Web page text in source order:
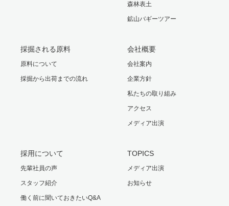
森林表土
鉱山バギーツアー
採掘される原料
原料について
採掘から出荷までの流れ
会社概要
会社案内
企業方針
私たちの取り組み
アクセス
メディア出演
採用について
先輩社員の声
スタッフ紹介
働く前に聞いておきたいQ&A
TOPICS
メディア出演
お知らせ